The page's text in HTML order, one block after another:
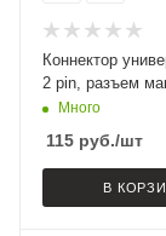
Коннектор
2 pin, разъем
Много
115 руб./шт
В